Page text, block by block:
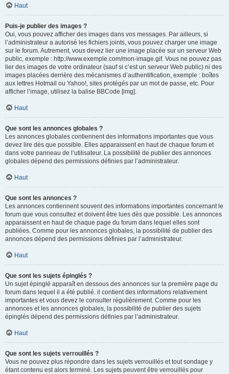
Haut
Puis-je publier des images ?
Oui, vous pouvez afficher des images dans vos messages. Par ailleurs, si
l’administrateur a autorisé les fichiers joints, vous pouvez charger une image
sur le forum. Autrement, vous devez lier une image placée sur un serveur Web
public, exemple : http://www.exemple.com/mon-image.gif. Vous ne pouvez pas
lier des images de votre ordinateur (sauf si c’est un serveur Web public) ni des
images placées derrière des mécanismes d’authentification, exemple : boîtes
aux lettres Hotmail ou Yahoo!, sites protégés par un mot de passe, etc. Pour
afficher l’image, utilisez la balise BBCode [img].
Haut
Que sont les annonces globales ?
Les annonces globales contiennent des informations importantes que vous
devez lire dès que possible. Elles apparaissent en haut de chaque forum et
dans votre panneau de l’utilisateur. La possibilité de publier des annonces
globales dépend des permissions définies par l’administrateur.
Haut
Que sont les annonces ?
Les annonces contiennent souvent des informations importantes concernant le
forum que vous consultez et doivent être lues dès que possible. Les annonces
apparaissent en haut de chaque page du forum dans lequel elles sont
publiées. Comme pour les annonces globales, la possibilité de publier des
annonces dépend des permissions définies par l’administrateur.
Haut
Que sont les sujets épinglés ?
Un sujet épinglé apparaît en dessous des annonces sur la première page du
forum dans lequel il a été publié. il contient des informations relativement
importantes et vous devez le consulter régulièrement. Comme pour les
annonces et les annonces globales, la possibilité de publier des sujets
épinglés dépend des permissions définies par l’administrateur.
Haut
Que sont les sujets verrouillés ?
Vous ne pouvez plus répondre dans les sujets verrouillés et tout sondage y
étant contenu est alors terminé. Les sujets peuvent être verrouillés pour